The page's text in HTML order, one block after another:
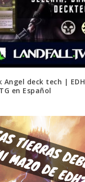
Angel deck tech |
en Español